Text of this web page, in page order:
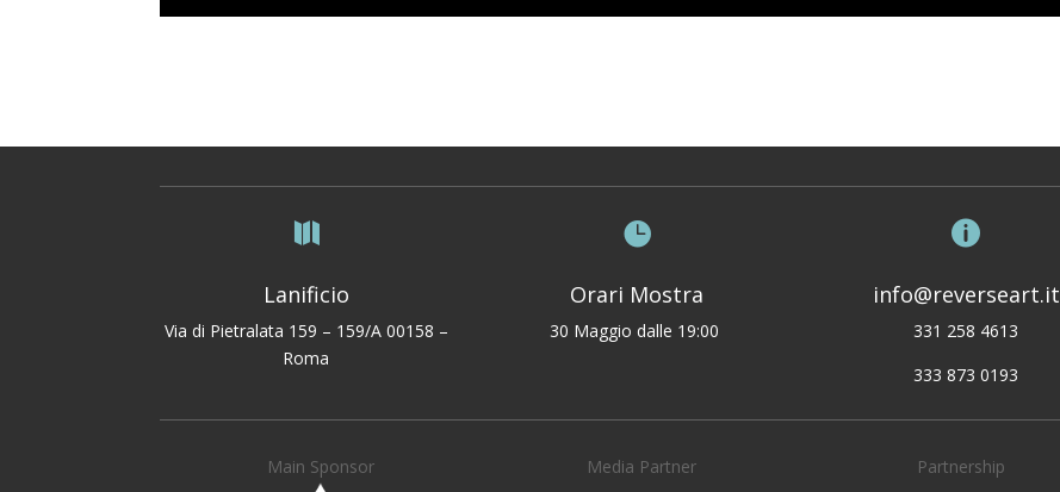

Lanificio
Via di Pietralata 159 – 159/A 00158 –
Roma

Orari Mostra
30 Maggio dalle 19:00

info@reverseart.it
331 258 4613
333 873 0193
Main Sponsor Media Partner Partnership